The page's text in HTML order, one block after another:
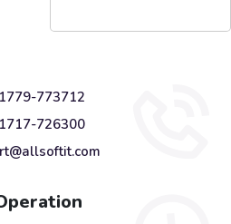
773712
726300